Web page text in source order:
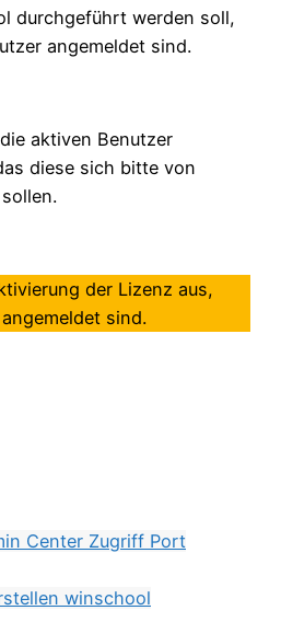
durchgeführt werden soll,
angemeldet sind.
aktiven Benutzer
diese sich bitte von
der Lizenz aus,
sind.
Center Zugriff Port
winschool